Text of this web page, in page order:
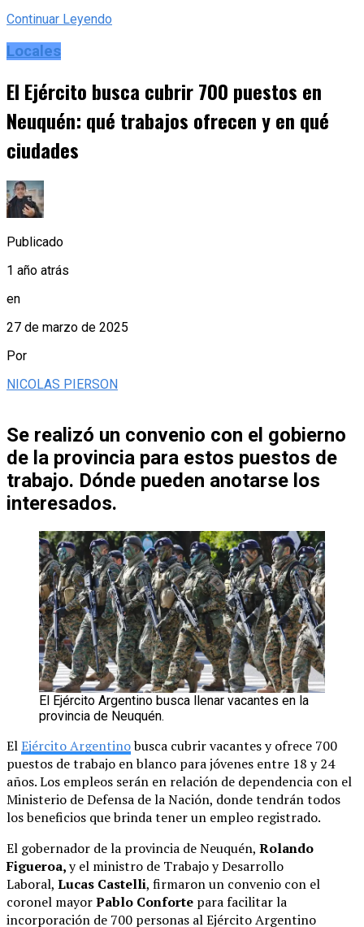
Continuar Leyendo
Locales
El Ejército busca cubrir 700 puestos en
Neuquén: qué trabajos ofrecen y en qué
ciudades
Publicado
1 año atrás
en
27 de marzo de 2025
Por
NICOLAS PIERSON
Se realizó un convenio con el gobierno
de la provincia para estos puestos de
trabajo. Dónde pueden anotarse los
interesados.
El Ejército Argentino busca llenar vacantes en la
provincia de Neuquén.
ElEjército Argentinobusca cubrir vacantes y ofrece 700
puestos de trabajo en blanco para jóvenes entre 18 y 24
años. Los empleos serán en relación de dependencia con el
Ministerio de Defensa de la Nación, donde tendrán todos
los beneficios que brinda tener un empleo registrado.
El gobernador de la provincia de Neuquén, Rolando
Figueroa,y el ministro de Trabajo y Desarrollo
Laboral, Lucas Castelli, firmaron un convenio con el
coronel mayorPablo Conforte para facilitar la
incorporación de 700 personas al Ejército Argentino